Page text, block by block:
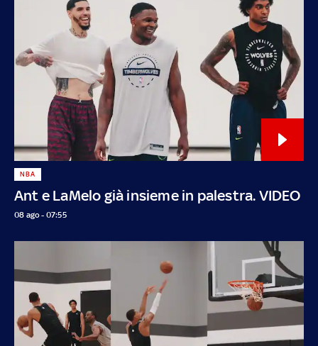
Ant e LaMelo già insieme in palestra. VIDEO
NBA
08 ago - 07:55